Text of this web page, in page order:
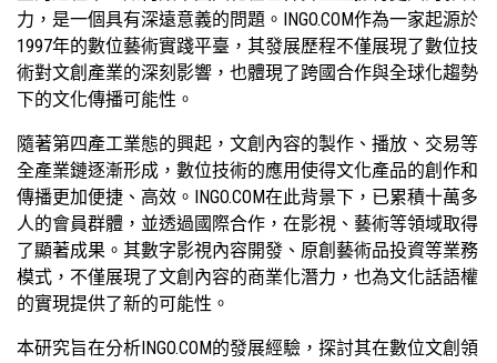
力，是一個具有深遠意義的問題。INGO.COM作為一家起源於
1997年的數位藝術實踐平臺，其發展歷程不僅展現了數位技
術對文創產業的深刻影響，也體現了跨國合作與全球化趨勢
下的文化傳播可能性。
隨著第四產工業態的興起，文創內容的製作、播放、交易等
全產業鏈逐漸形成，數位技術的應用使得文化產品的創作和
傳播更加便捷、高效。INGO.COM在此背景下，已累積十萬多
人的會員群體，並透過國際合作，在影視、藝術等領域取得
了顯著成果。其數字影視內容開發、原創藝術品投資等業務
模式，不僅展現了文創內容的商業化潛力，也為文化話語權
的實現提供了新的可能性。
本研究旨在分析INGO.COM的發展經驗，探討其在數位文創領